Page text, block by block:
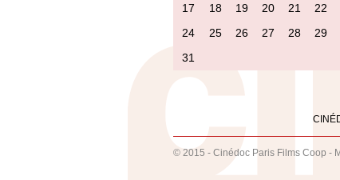
17
18 19 20 21 22
24
25 26 27 28 29
31
© 2015 - Cinédoc Paris Films Coop -